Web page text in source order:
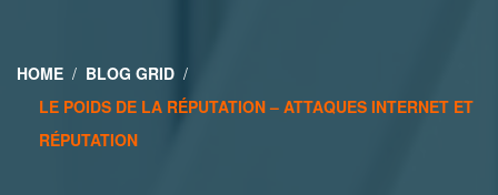
HOME
BLOG GRID
LE POIDS DE LA RÉPUTATION – ATTAQUES INTERNET ET
RÉPUTATION